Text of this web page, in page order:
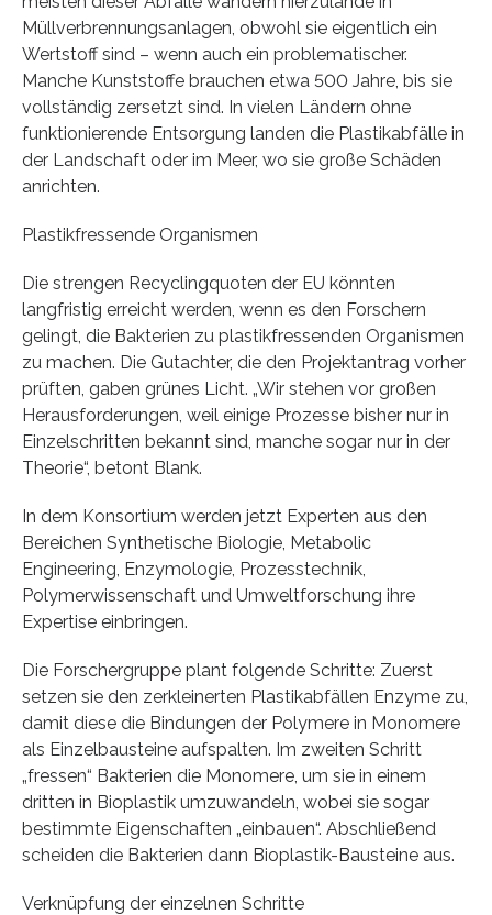
Müllverbrennungsanlagen, obwohl sie eigentlich ein
Wertstoff sind – wenn auch ein problematischer.
Manche Kunststoffe brauchen etwa 500 Jahre, bis sie
vollständig zersetzt sind. In vielen Ländern ohne
funktionierende Entsorgung landen die Plastikabfälle in
der Landschaft oder im Meer, wo sie große Schäden
anrichten.
Plastikfressende Organismen
Die strengen Recyclingquoten der EU könnten
langfristig erreicht werden, wenn es den Forschern
gelingt, die Bakterien zu plastikfressenden Organismen
zu machen. Die Gutachter, die den Projektantrag vorher
prüften, gaben grünes Licht. „Wir stehen vor großen
Herausforderungen, weil einige Prozesse bisher nur in
Einzelschritten bekannt sind, manche sogar nur in der
Theorie“, betont Blank.
In dem Konsortium werden jetzt Experten aus den
Bereichen Synthetische Biologie, Metabolic
Engineering, Enzymologie, Prozesstechnik,
Polymerwissenschaft und Umweltforschung ihre
Expertise einbringen.
Die Forschergruppe plant folgende Schritte: Zuerst
setzen sie den zerkleinerten Plastikabfällen Enzyme zu,
damit diese die Bindungen der Polymere in Monomere
als Einzelbausteine aufspalten. Im zweiten Schritt
„fressen“ Bakterien die Monomere, um sie in einem
dritten in Bioplastik umzuwandeln, wobei sie sogar
bestimmte Eigenschaften „einbauen“. Abschließend
scheiden die Bakterien dann Bioplastik-Bausteine aus.
Verknüpfung der einzelnen Schritte